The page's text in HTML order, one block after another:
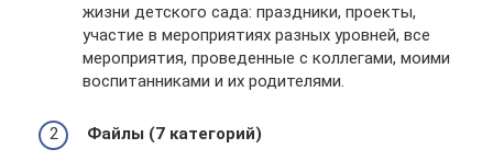
жизни детского сада: праздники, проекты,
участие в мероприятиях разных уровней, все
мероприятия, проведенные с коллегами, моими
воспитанниками и их родителями.
Файлы (7 категорий)